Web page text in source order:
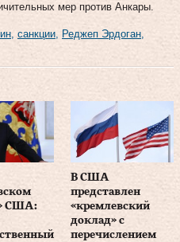
мер против Анкары.
санкции Реджеп Эрдоган
США:
В США
представлен
«кремлевский
доклад» с
перечислением